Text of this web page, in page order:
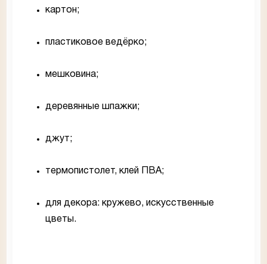
картон;
пластиковое ведёрко;
мешковина;
деревянные шпажки;
джут;
термопистолет, клей ПВА;
для декора: кружево, искусственные
цветы.